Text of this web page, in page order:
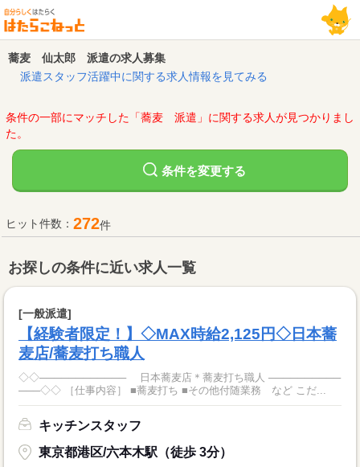
蕎麦 仙太郎 派遣の求人募集
派遣スタッフ活躍中に関する求人情報を見てみる
条件の一部にマッチした「蕎麦 派遣」に関する求人が見つかりまし
た。
条件を変更する
ヒット件数： 272件
お探しの条件に近い求人一覧
[一般派遣]
【経験者限定！】◇MAX時給2,125円◇日本蕎
麦店/蕎麦打ち職人
◇◇──────────── 日本蕎麦店＊蕎麦打ち職人 ──────────
───◇◇ ［仕事内容］ ■蕎麦打ち ■その他付随業務 など こだ...
キッチンスタッフ
東京都港区/六本木駅（徒歩 3分）